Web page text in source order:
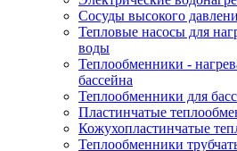
Сосуды высокого
Тепловые насосы для
воды
Теплообменники -
бассейна
Теплообменники для
Пластинчатые
Кожухопластинчатые
Теплообменники